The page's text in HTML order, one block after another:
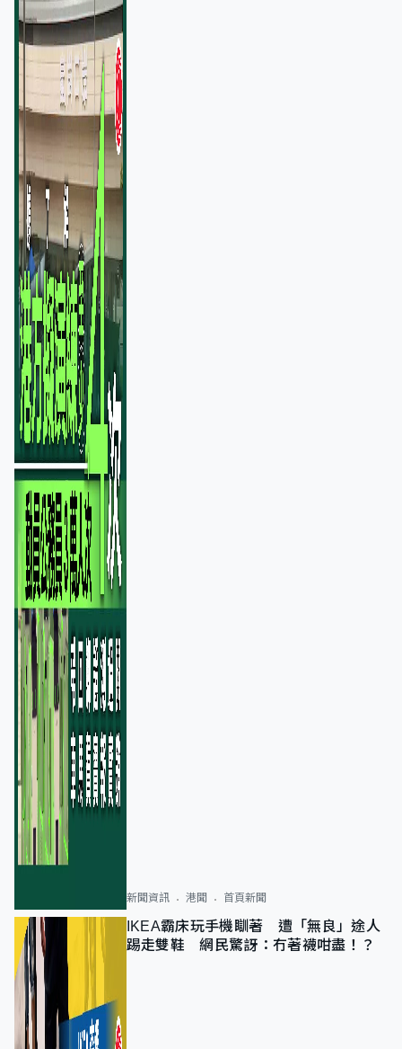
新聞資訊 港聞 首頁新聞
IKEA霸床玩手機瞓著 遭「無良」途人
踢走雙鞋 網民驚訝：冇著襪咁盡！？